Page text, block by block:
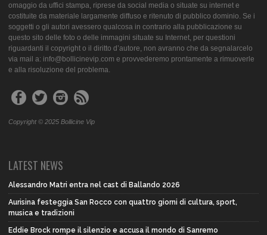
omaggio da uffici stampa, riprese da social media o situate su internet e
costituite da materiale largamente diffuso e ritenuto di pubblico dominio. Se i
soggetti o gli autori avessero qualcosa in contrario alla pubblicazione su
questo sito delle foto o delle immagini situate su Internet, per questioni
riguardanti il copyright o il diritto d’autore, non avranno che da segnalarcelo
via mail a: info@bollicinevip.com e provvederemo prontamente a rimuoverle
e alla risoluzione del problema.
Copyright © 2025 Bollicine Vip
LATEST NEWS
Alessandro Matri entra nel cast di Ballando 2026
Aurisina festeggia San Rocco con quattro giorni di cultura, sport,
musica e tradizioni
Eddie Brock rompe il silenzio e accusa il mondo di Sanremo